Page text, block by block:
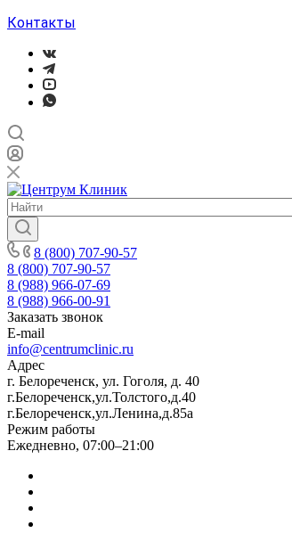
Контакты
8 (800) 707-90-57
8 (800) 707-90-57
8 (988) 966-07-69
8 (988) 966-00-91
Заказать звонок
E-mail
info@centrumclinic.ru
Адрес
г. Белореченск, ул. Гоголя, д. 40
г.Белореченск,ул.Толстого,д.40
г.Белореченск,ул.Ленина,д.85а
Режим работы
Ежедневно, 07:00–21:00